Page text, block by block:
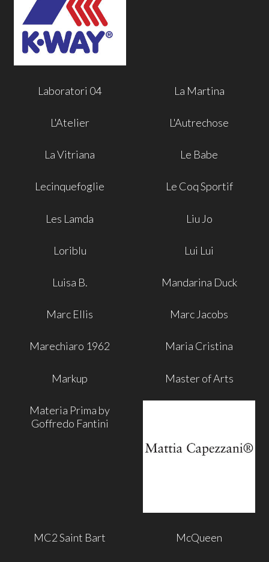
Laboratori 04 La Martina
L'Atelier L'Autrechose
La Vitriana Le Babe
Lecinquefoglie Le Coq Sportif
Les Lamda Liu Jo
Loriblu Lui Lui
Luisa B. Mandarina Duck
Marc Ellis Marc Jacobs
Marechiaro 1962 Maria Cristina
Markup Master of Arts
Materia Prima by
Goffredo Fantini
MC2 Saint Bart McQueen